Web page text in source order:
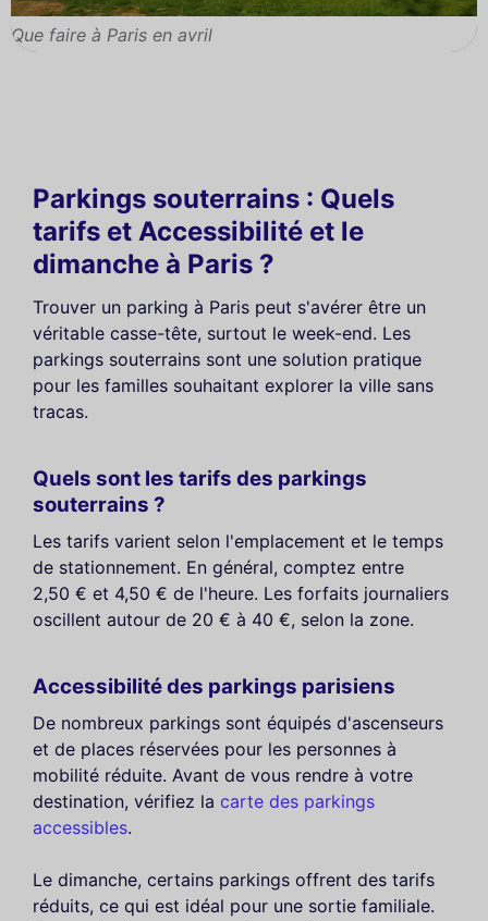
Que faire à Paris en avril
Parkings souterrains : Quels
tarifs et Accessibilité et le
dimanche à Paris ?
Trouver un parking à Paris peut s'avérer être un
véritable casse-tête, surtout le week-end. Les
parkings souterrains sont une solution pratique
pour les familles souhaitant explorer la ville sans
tracas.
Quels sont les tarifs des parkings
souterrains ?
Les tarifs varient selon l'emplacement et le temps
de stationnement. En général, comptez entre
2,50 € et 4,50 € de l'heure. Les forfaits journaliers
oscillent autour de 20 € à 40 €, selon la zone.
Accessibilité des parkings parisiens
De nombreux parkings sont équipés d'ascenseurs
et de places réservées pour les personnes à
mobilité réduite. Avant de vous rendre à votre
destination, vérifiez la carte des parkings
accessibles.
Le dimanche, certains parkings offrent des tarifs
réduits, ce qui est idéal pour une sortie familiale.